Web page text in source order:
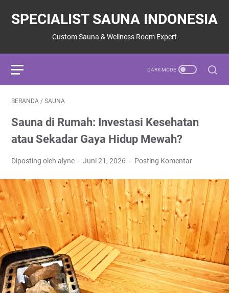
SPECIALIST SAUNA INDONESIA
Custom Sauna & Wellness Room Expert
BERANDA / SAUNA
Sauna di Rumah: Investasi Kesehatan
atau Sekadar Gaya Hidup Mewah?
Diposting oleh alyne Juni 21, 2026 Posting Komentar